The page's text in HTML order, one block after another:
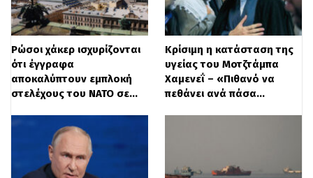
καθώς τείνει να «αψηφά αστικά
δικαιώματα και τις ορθές νομικές
διαδικασίες». Η συμμαχία προειδοποίησε
πως με το διάταγμα αυτό η κρίση
αστεγίας είναι πιθανό να χειροτερέψει.
Ο πρόεδρος Τραμπ ανέφερε στο διάταγμα
πως όσοι ζουν σε καταυλισμούς πρέπει να
Ρώσοι χάκερ ισχυρίζονται
ότι έγγραφα
αποκαλύπτουν εμπλοκή
στελέχους του ΝΑΤΟ σε…
Κρίσιμη η κατάσταση της
υγείας του Μοτζτάμπα
Χαμενεΐ – «Πιθανό να
πεθάνει ανά πάσα…